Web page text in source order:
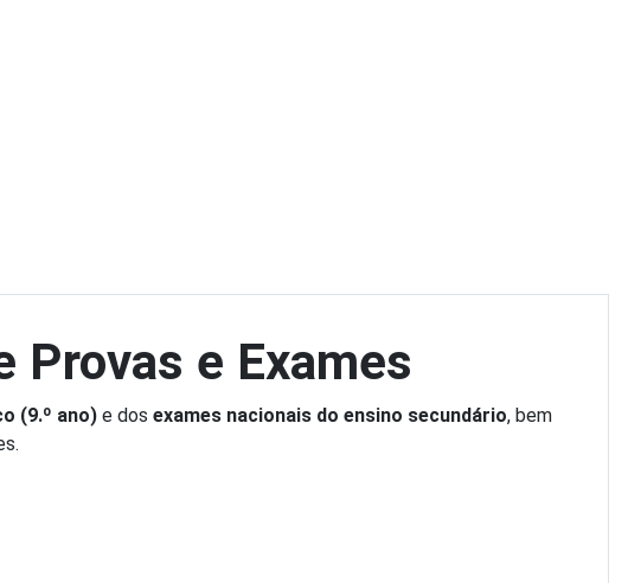
Provas e Exames
(9.º ano) e dos exames nacionais do ensino secundário, bem